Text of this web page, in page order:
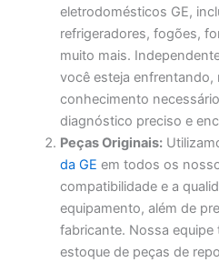
eletrodomésticos GE,
refrigeradores, fogões,
muito mais.
você esteja enfrentando,
conhecimento
diagnóstico preciso e
Peças Originais:
da GE em todos os
compatibilidade e a
equipamento, além de
fabricante. Nossa
estoque de peças de